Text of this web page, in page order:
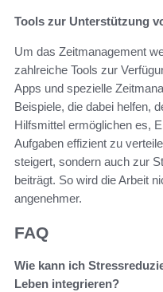
Tools zur Unterstützung
Um das Zeitmanagement
zahlreiche Tools zur
Apps und spezielle
Beispiele, die dabei helfen,
Hilfsmittel ermöglichen es,
Aufgaben effizient zu
steigert, sondern auch zur
beiträgt. So wird die Arbeit
angenehmer.
FAQ
Wie kann ich
Leben integrieren?